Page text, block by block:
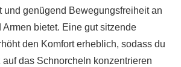
und genügend Bewegungsfreiheit an
bietet. Eine gut sitzende
den Komfort erheblich, sodass du
das Schnorcheln konzentrieren